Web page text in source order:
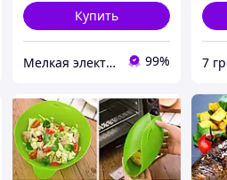
Купить
Мелкая электроника и посуда для вашего дома 99% 7